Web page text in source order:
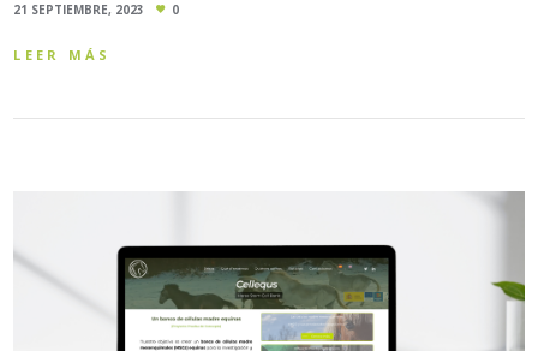
21 SEPTIEMBRE, 2023 0
LEER MÁS